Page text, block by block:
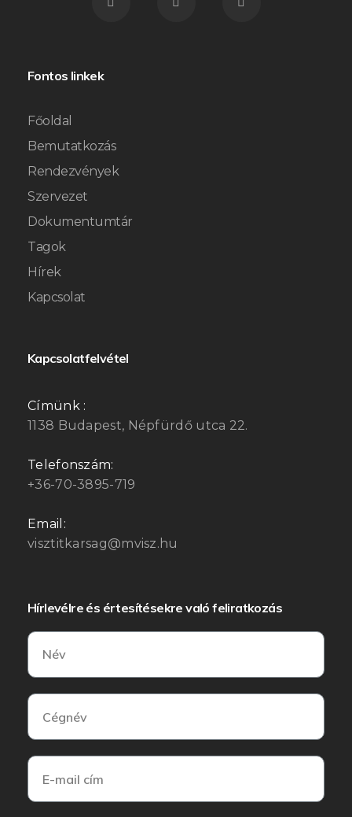
Fontos linkek
Főoldal
Bemutatkozás
Rendezvények
Szervezet
Dokumentumtár
Tagok
Hírek
Kapcsolat
Kapcsolatfelvétel
Címünk :
1138 Budapest, Népfürdő utca 22.
Telefonszám:
+36-70-3895-719
Email:
visztitkarsag@mvisz.hu
Hírlevélre és értesítésekre való feliratkozás